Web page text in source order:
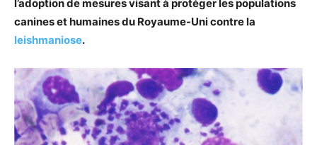
l’adoption de mesures visant à protéger les populations
canines et humaines du Royaume-Uni contre la
leishmaniose.